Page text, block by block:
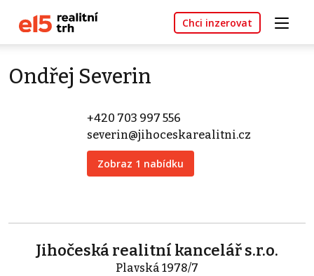
Chci inzerovat
Ondřej Severin
+420 703 997 556
severin@jihoceskarealitni.cz
Zobraz 1 nabídku
Jihočeská realitní kancelář s.r.o.
Plavská 1978/7